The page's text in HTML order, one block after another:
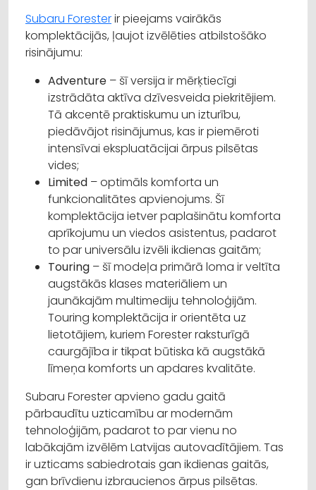
Subaru Foresterir pieejams vairākās
komplektācijās, ļaujot izvēlēties atbilstošāko
risinājumu:
Adventure – šī versija ir mērķtiecīgi
izstrādāta aktīva dzīvesveida piekritējiem.
Tā akcentē praktiskumu un izturību,
piedāvājot risinājumus, kas ir piemēroti
intensīvai ekspluatācijai ārpus pilsētas
vides;
Limited – optimāls komforta un
funkcionalitātes apvienojums. Šī
komplektācija ietver paplašinātu komforta
aprīkojumu un viedos asistentus, padarot
to par universālu izvēli ikdienas gaitām;
Touring – šī modeļa primārā loma ir veltīta
augstākās klases materiāliem un
jaunākajām multimediju tehnoloģijām.
Touring komplektācija ir orientēta uz
lietotājiem, kuriem Forester raksturīgā
caurgājība ir tikpat būtiska kā augstākā
līmeņa komforts un apdares kvalitāte.
Subaru Forester apvieno gadu gaitā
pārbaudītu uzticamību ar modernām
tehnoloģijām, padarot to par vienu no
labākajām izvēlēm Latvijas autovadītājiem. Tas
ir uzticams sabiedrotais gan ikdienas gaitās,
gan brīvdienu izbraucienos ārpus pilsētas.